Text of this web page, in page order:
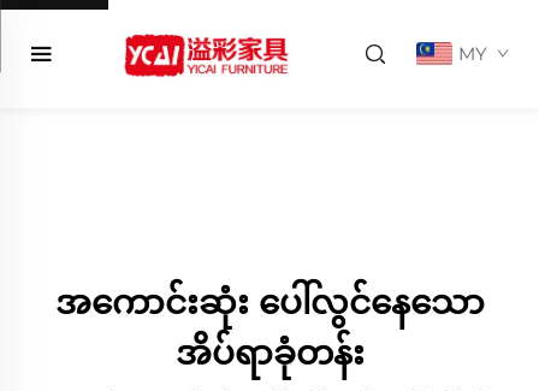
MY
အကောင်းဆုံး ပေါ်လွင်နေသော
အိပ်ရာခုံတန်း